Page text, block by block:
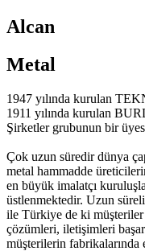
Alcan
Metal
1947 yılında kurulan
1911 yılında kurulan
Şirketler grubunun bir
Çok uzun süredir dünya
metal hammadde
en büyük imalatçı
üstlenmektedir. Uzun
ile Türkiye de ki
çözümleri, iletişimleri
müşterilerin fabrikalarında